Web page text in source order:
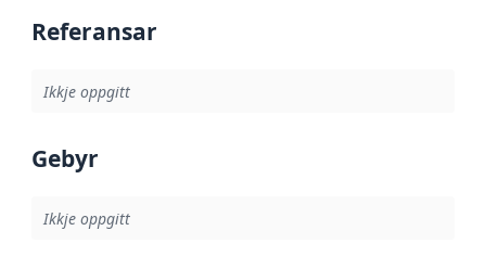
Referansar
Ikkje oppgitt
Gebyr
Ikkje oppgitt